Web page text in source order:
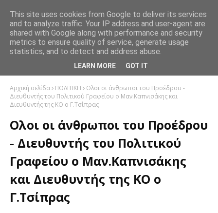
Αρχική σελίδα ΠΟΛΙΤΙΚΗ
Ολοι οι άνθρωποι του Προέδρου -
Διευθυντής του Πολιτικού Γραφείου ο Μαν.Καπνισάκης και
Διευθυντής της ΚΟ ο Γ.Τσίπρας
Ολοι οι άνθρωποι του Προέδρου
- Διευθυντής του Πολιτικού
Γραφείου ο Μαν.Καπνισάκης
και Διευθυντής της ΚΟ ο
Γ.Τσίπρας
This site uses cookies from Google to deliver its services
and to analyze traffic. Your IP address and user-agent are
shared with Google along with performance and security
metrics to ensure quality of service, generate usage
statistics, and to detect and address abuse.
LEARN MORE GOT IT